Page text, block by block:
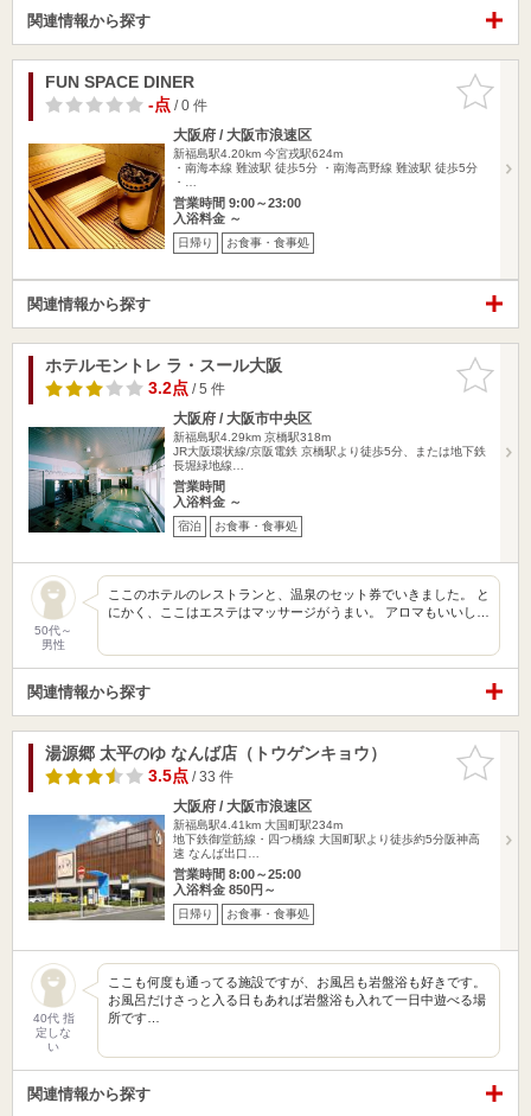
関連情報から探す
お気に入
りに追加
FUN SPACE DINER
-点/ 0 件
大阪府 / 大阪市浪速区
新福島駅4.20km 今宮戎駅624m
・南海本線 難波駅 徒歩5分 ・南海高野線 難波駅 徒歩5分
・…
営業時間 9:00～23:00
入浴料金 ～
日帰り お食事・食事処
関連情報から探す
お気に入
りに追加
ホテルモントレ ラ・スール大阪
3.2点/ 5 件
大阪府 / 大阪市中央区
新福島駅4.29km 京橋駅318m
JR大阪環状線/京阪電鉄 京橋駅より徒歩5分、または地下鉄
長堀緑地線…
営業時間
入浴料金 ～
宿泊 お食事・食事処
50代～
男性
ここのホテルのレストランと、温泉のセット券でいきました。 と
にかく、ここはエステはマッサージがうまい。 アロマもいいし…
関連情報から探す
お気に入
りに追加
湯源郷 太平のゆ なんば店（トウゲンキョウ）
3.5点/ 33 件
大阪府 / 大阪市浪速区
新福島駅4.41km 大国町駅234m
地下鉄御堂筋線・四つ橋線 大国町駅より徒歩約5分阪神高
速 なんば出口…
営業時間 8:00～25:00
入浴料金 850円～
日帰り お食事・食事処
40代 指
定しな
い
ここも何度も通ってる施設ですが、お風呂も岩盤浴も好きです。
お風呂だけさっと入る日もあれば岩盤浴も入れて一日中遊べる場
所です…
関連情報から探す